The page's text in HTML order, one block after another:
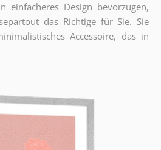
einfacheres Design bevorzugen,
das Richtige für Sie. Sie
Accessoire, das in